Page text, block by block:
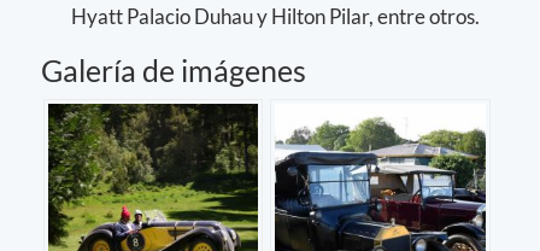
Hyatt Palacio Duhau y Hilton Pilar, entre otros.
Galería de imágenes